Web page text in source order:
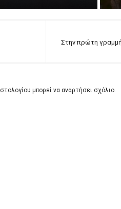
Στην πρώτη
μπορεί να αναρτήσει σχόλιο.